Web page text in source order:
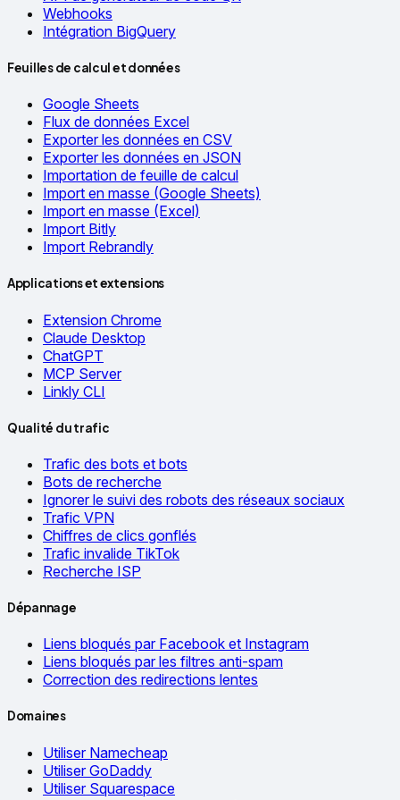
Webhooks
Intégration BigQuery
Feuilles de calcul et données
Google Sheets
Flux de données Excel
Exporter les données en CSV
Exporter les données en JSON
Importation de feuille de calcul
Import en masse (Google Sheets)
Import en masse (Excel)
Import Bitly
Import Rebrandly
Applications et extensions
Extension Chrome
Claude Desktop
ChatGPT
MCP Server
Linkly CLI
Qualité du trafic
Trafic des bots et bots
Bots de recherche
Ignorer le suivi des robots des réseaux sociaux
Trafic VPN
Chiffres de clics gonflés
Trafic invalide TikTok
Recherche ISP
Dépannage
Liens bloqués par Facebook et Instagram
Liens bloqués par les filtres anti-spam
Correction des redirections lentes
Domaines
Utiliser Namecheap
Utiliser GoDaddy
Utiliser Squarespace